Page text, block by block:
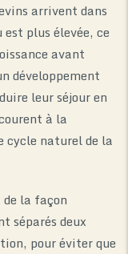
arrivent dans
plus élevée, ce
avant
développement
leur séjour en
à la
cycle naturel de la
la façon
séparés deux
pour éviter que